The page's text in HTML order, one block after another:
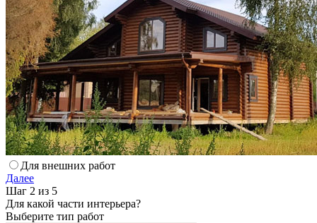
Для внешних работ
Далее
Шаг 2 из 5
Для какой части интерьера?
Выберите тип работ